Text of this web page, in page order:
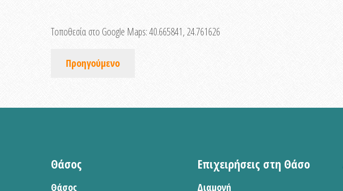
Τοποθεσία στο Google Maps:40.665841, 24.761626
Προηγούμενο
Θάσος
Θάσος
Επιχειρήσεις στη Θάσο
Διαμονή